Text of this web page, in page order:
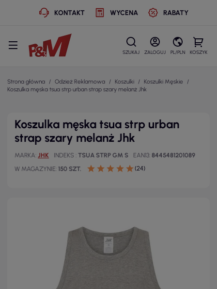
KONTAKT WYCENA RABATY
SZUKAJ ZALOGUJ PL/PLN KOSZYK
Strona główna Odzież Reklamowa Koszulki
Koszulki Męskie
Koszulka męska tsua strp urban strap szary melanż Jhk
Koszulka męska tsua strp urban
strap szary melanż Jhk
MARKA JHK INDEKS TSUA STRP GM S EAN13 8445481201089
W MAGAZYNIE 150 SZT. (24)